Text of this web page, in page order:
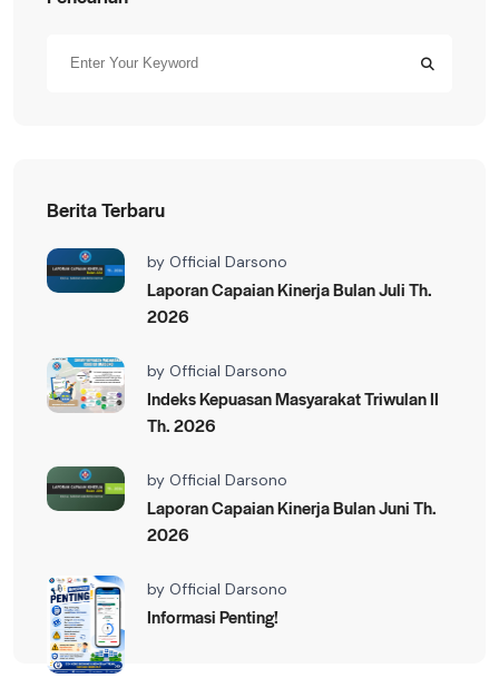
Berita Terbaru
by Official Darsono
Laporan Capaian Kinerja Bulan Juli Th.
2026
by Official Darsono
Indeks Kepuasan Masyarakat Triwulan II
Th. 2026
by Official Darsono
Laporan Capaian Kinerja Bulan Juni Th.
2026
by Official Darsono
Informasi Penting!